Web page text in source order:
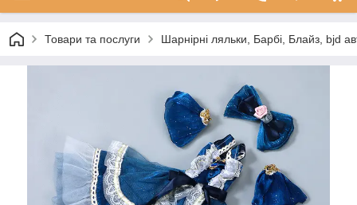
Товари та послуги Шарнірні ляльки, Барбі, Блайз, bjd